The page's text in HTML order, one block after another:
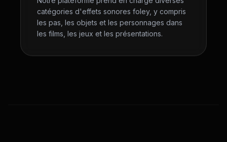
catégories d'effets sonores foley, y compris
les pas, les objets et les personnages dans
les films, les jeux et les présentations.